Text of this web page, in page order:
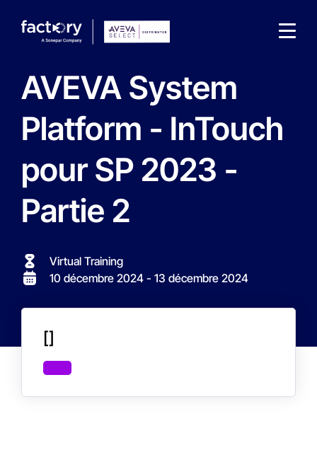
Qu'est-ce que vous cherchez ?
AVEVA System
Platform - InTouch
pour SP 2023 -
Partie 2
Virtual Training
10 décembre 2024 - 13 décembre 2024
[]